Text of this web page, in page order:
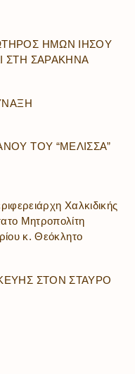
ΗΜΩΝ ΙΗΣΟΥ
ΣΤΗ ΣΑΡΑΚΗΝΑ
ΤΟΥ “ΜΕΛΙΣΣΑ”
Χαλκιδικής
Μητροπολίτη
κ. Θεόκλητο
ΣΤΟΝ ΣΤΑΥΡΟ